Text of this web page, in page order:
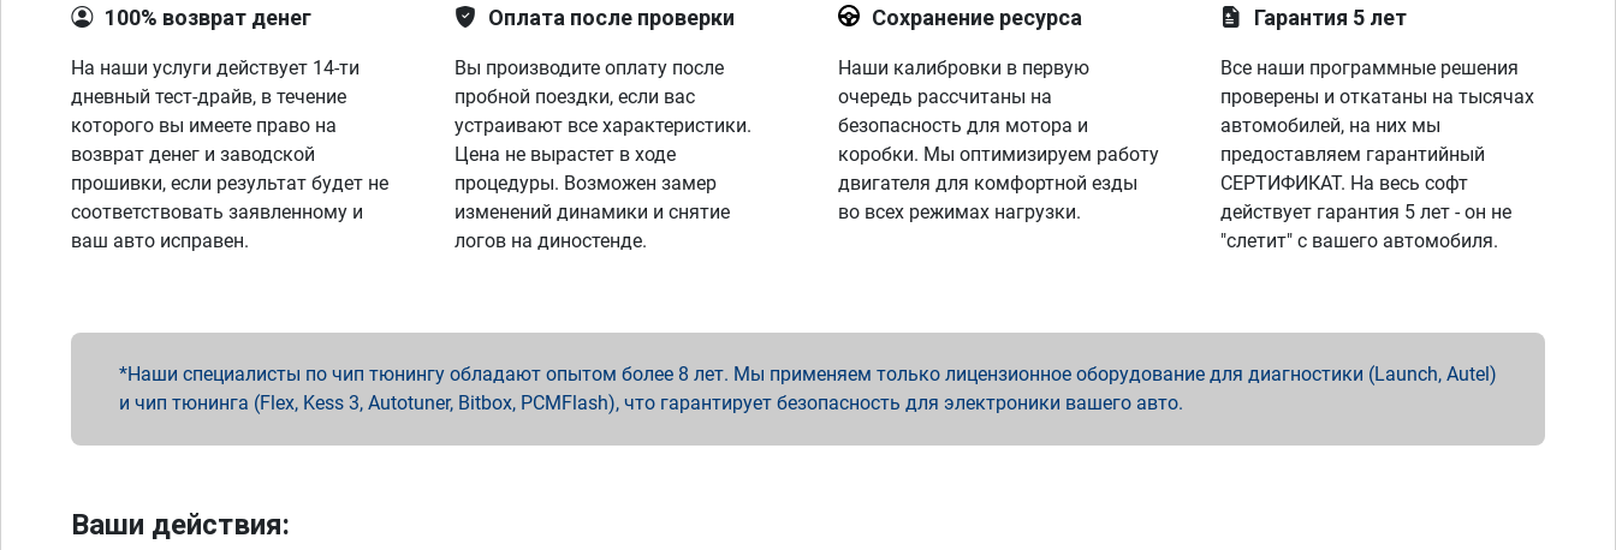
100% возврат денег
На наши услуги действует 14-ти
дневный тест-драйв, в течение
которого вы имеете право на
возврат денег и заводской
прошивки, если результат будет не
соответствовать заявленному и
ваш авто исправен.
Оплата после проверки
Вы производите оплату после
пробной поездки, если вас
устраивают все характеристики.
Цена не вырастет в ходе
процедуры. Возможен замер
изменений динамики и снятие
логов на диностенде.
Сохранение ресурса
Наши калибровки в первую
очередь рассчитаны на
безопасность для мотора и
коробки. Мы оптимизируем работу
двигателя для комфортной езды
во всех режимах нагрузки.
Гарантия 5 лет
Все наши программные решения
проверены и откатаны на тысячах
автомобилей, на них мы
предоставляем гарантийный
СЕРТИФИКАТ. На весь софт
действует гарантия 5 лет - он не
"слетит" с вашего автомобиля.
Наши специалисты по чип тюнингу обладают опытом более 8 лет. Мы применяем только лицензионное оборудование для диагностики (Launch, Autel)
и чип тюнинга (Flex, Kess 3, Autotuner, Bitbox, PCMFlash), что гарантирует безопасность для электроники вашего авто.
Ваши действия: